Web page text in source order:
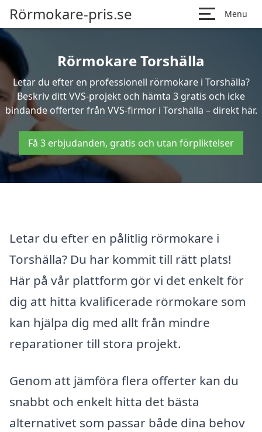
Rörmokare-pris.se Menu
Rörmokare Torshälla
Letar du efter en professionell rörmokare i Torshälla?
Beskriv ditt VVS-projekt och hämta 3 gratis och icke
bindande offerter från VVS-firmor i Torshälla – direkt här.
Få 3 erbjudanden, gratis och utan förpliktelser
Letar du efter en pålitlig rörmokare i
Torshälla? Du har kommit till rätt plats!
Här på vår plattform gör vi det enkelt för
dig att hitta kvalificerade rörmokare som
kan hjälpa dig med allt från mindre
reparationer till stora projekt.
Genom att jämföra flera offerter kan du
snabbt och enkelt hitta det bästa
alternativet som passar både dina behov